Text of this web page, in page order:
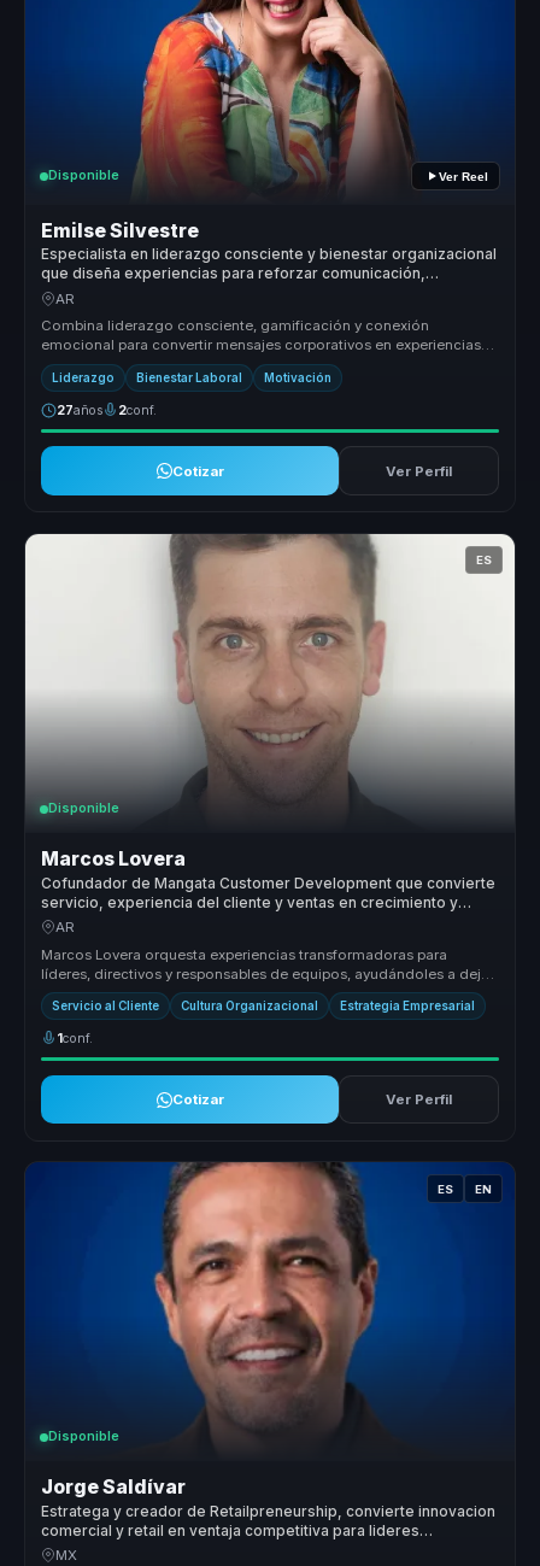
Disponible Ver Reel
Emilse Silvestre
Especialista en liderazgo consciente y bienestar organizacional
que diseña experiencias para reforzar comunicación,
compromiso y servicio en equipos.
AR
Combina liderazgo consciente, gamificación y conexión
emocional para convertir mensajes corporativos en experiencias
memorables. Su valor...
Liderazgo Bienestar Laboral Motivación
27años 2conf.
Cotizar Ver Perfil
ES
Disponible
Marcos Lovera
Cofundador de Mangata Customer Development que convierte
servicio, experiencia del cliente y ventas en crecimiento y
cultura comercial para empresas.
AR
Marcos Lovera orquesta experiencias transformadoras para
líderes, directivos y responsables de equipos, ayudándoles a dejar
atrás equipos...
Servicio al Cliente Cultura Organizacional Estrategia Empresarial
1conf.
Cotizar Ver Perfil
ES EN
Disponible
Jorge Saldívar
Estratega y creador de Retailpreneurship, convierte innovacion
comercial y retail en ventaja competitiva para lideres
empresariales.
MX